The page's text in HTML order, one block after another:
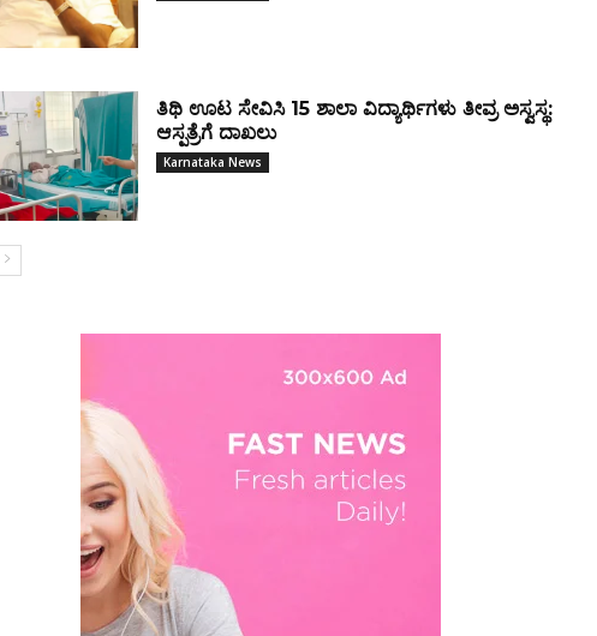
ತಿಥಿ ಊಟ ಸೇವಿಸಿ 15 ಶಾಲಾ ವಿದ್ಯಾರ್ಥಿಗಳು ತೀವ್ರ ಅಸ್ವಸ್ಥ:
ಆಸ್ಪತ್ರೆಗೆ ದಾಖಲು
Karnataka News